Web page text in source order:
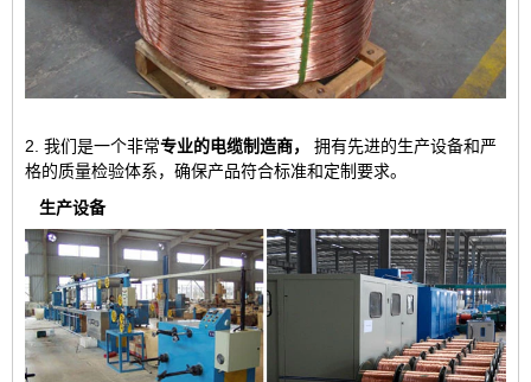
2. 我们是一个非常专业的电缆制造商，
拥有先进的生产设备和严
格的质量检验体系，确保产品符合标准和定制要求。
生产设备